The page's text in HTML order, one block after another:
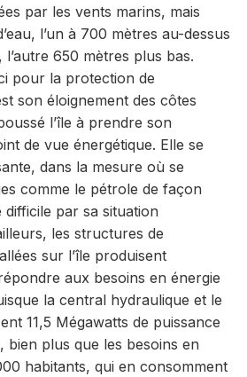
par les vents marins, mais
l’un à 700 mètres au-dessus
650 mètres plus bas.
pour la protection de
son éloignement des côtes
l’île à prendre son
de vue énergétique. Elle se
dans la mesure où se
comme le pétrole de façon
par sa situation
les structures de
sur l’île produisent
aux besoins en énergie
la central hydraulique et le
11,5 Mégawatts de puissance
bien plus que les besoins en
habitants, qui en consomment